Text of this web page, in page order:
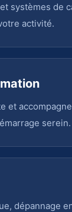
systèmes de
activité.
et
serein.
dépannage